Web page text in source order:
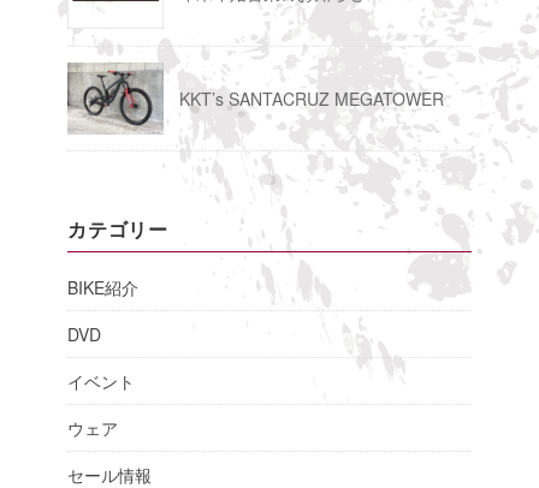
KKT’s SANTACRUZ MEGATOWER
カテゴリー
BIKE紹介
DVD
イベント
ウェア
セール情報